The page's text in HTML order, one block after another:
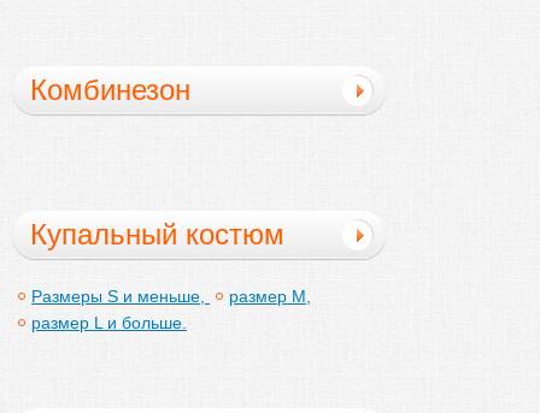
Комбинезон
Купальный костюм
Размеры S и меньше,
размер M,
размер L и больше.